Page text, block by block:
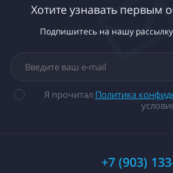
Хотите узнавать первым
Подпишитесь на нашу
Я прочитал Политика
+7 (903)